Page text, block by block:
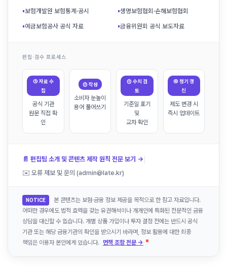
▪보험개발원 보험통계·공시 ▪생명보험협회·손해보험협회
▪예금보험공사 공식 자료 ▪금융위원회 공식 보도자료
편집·검수 프로세스
① 자료 수
집
공식 기관
원문 직접 확
인
② 작성
소비자 눈높이
용어 풀어쓰기
③ 수치 검
토
기준일 표기
및
교차 확인
④ 정기 갱
신
제도 변경 시
즉시 업데이트
📄 편집팀 소개 및 콘텐츠 제작 원칙 전문 보기 → |
✉️ 오류 제보 및 문의 (admin@late.kr)
NOTICE
본 콘텐츠는 보험·금융 정보 제공을 목적으로 한 참고 자료입니다.
어떠한 경우에도 법적 효력을 갖는 유권해석이나 개개인에 특화된 전문적인 금융
상담을 대신할 수 없습니다. 개별 상품 가입이나 투자 결정 전에는 반드시 공식
기관 또는 해당 금융기관의 확인을 받으시기 바라며, 정보 활용에 대한 최종
책임은 이용자 본인에게 있습니다. 면책 조항 전문 →